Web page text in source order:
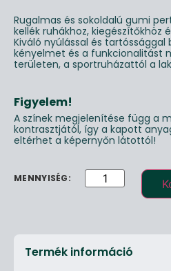
Rugalmas és sokoldalú gumi
kellék ruhákhoz, kiegészítőkhöz
Kiváló nyúlással és tartóssággal
kényelmet és a funkcionalitást
területen, a sportruházattól a
Figyelem!
A színek megjelenítése függ a
kontrasztjától, így a kapott
eltérhet a képernyőn látottól!
Termék információ